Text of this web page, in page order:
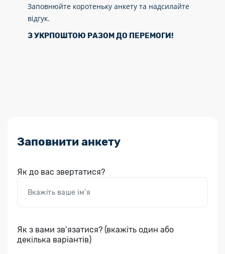
Заповнюйте коротеньку анкету та надсилайте
відгук.
З УКРПОШТОЮ РАЗОМ ДО ПЕРЕМОГИ!
Заповнити анкету
Як до вас звертатися?
Як з вами зв’язатися? (вкажіть один або
декілька варіантів)